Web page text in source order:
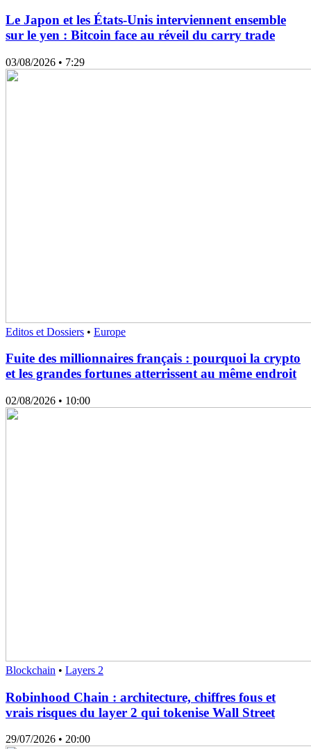
Le Japon et les États-Unis interviennent ensemble
sur le yen : Bitcoin face au réveil du carry trade
03/08/2026 • 7:29
Editos et Dossiers • Europe
Fuite des millionnaires français : pourquoi la crypto
et les grandes fortunes atterrissent au même endroit
02/08/2026 • 10:00
Blockchain • Layers 2
Robinhood Chain : architecture, chiffres fous et
vrais risques du layer 2 qui tokenise Wall Street
29/07/2026 • 20:00